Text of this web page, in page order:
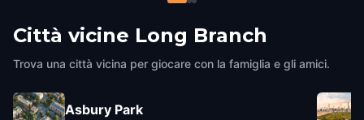
Città vicine Long Branch
Trova una città vicina per giocare con la famiglia e gli amici.
Asbury Park